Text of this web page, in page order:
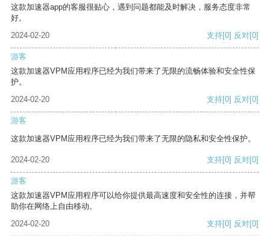
这款加速器app的客服很贴心，遇到问题都能及时解决，服务态度非常
好。
2024-02-20
支持[0] 反对[0]
游客
这款加速器VPM应用程序已经为我们带来了无限的流畅体验和安全性保
护。
2024-02-20
支持[0] 反对[0]
游客
这款加速器VPM应用程序已经为我们带来了无限的隐私和安全性保护。
2024-02-20 支持[0] 反对[0]
游客
这款加速器VPM应用程序可以给你提供最高速度和安全性的连接，并帮
助你在网络上自由移动。
2024-02-20
支持[0] 反对[0]